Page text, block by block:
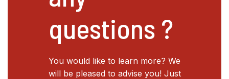
questions ?
You would like to learn more? We
will be pleased to advise you! Just